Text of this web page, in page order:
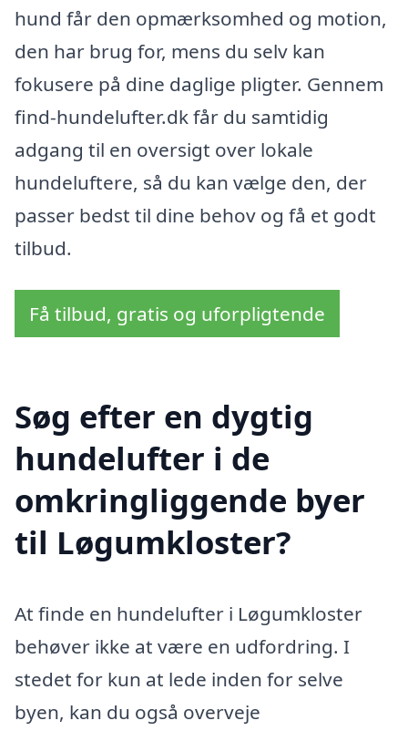
hund får den opmærksomhed og motion,
den har brug for, mens du selv kan
fokusere på dine daglige pligter. Gennem
find-hundelufter.dk får du samtidig
adgang til en oversigt over lokale
hundeluftere, så du kan vælge den, der
passer bedst til dine behov og få et godt
tilbud.
Få tilbud, gratis og uforpligtende
Søg efter en dygtig
hundelufter i de
omkringliggende byer
til Løgumkloster?
At finde en hundelufter i Løgumkloster
behøver ikke at være en udfordring. I
stedet for kun at lede inden for selve
byen, kan du også overveje